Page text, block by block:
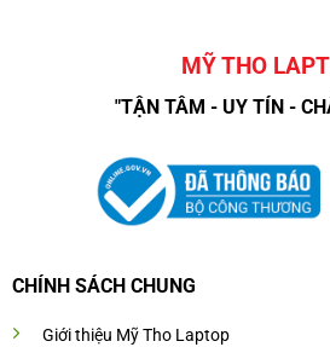
MỸ THO
"TẬN TÂM - UY TÍN -
CHÍNH SÁCH CHUNG
Giới thiệu Mỹ Tho Laptop